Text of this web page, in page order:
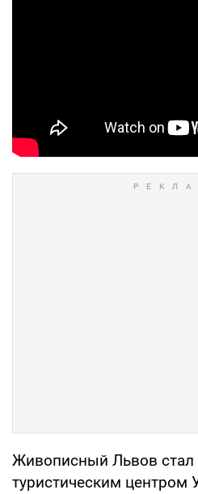
Живописный Львов
туристическим центром